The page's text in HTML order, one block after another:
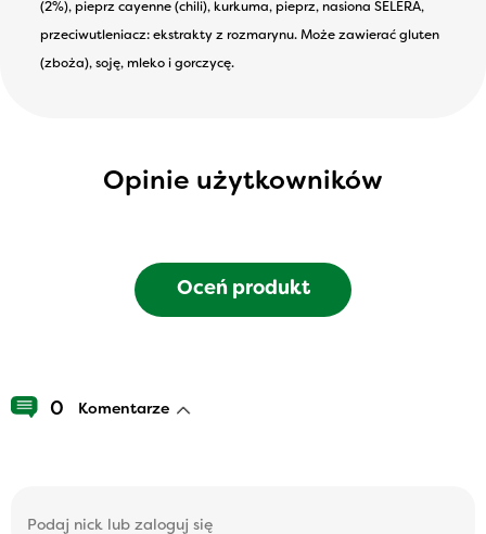
(2%), pieprz cayenne (chili), kurkuma, pieprz, nasiona SELERA,
przeciwutleniacz: ekstrakty z rozmarynu. Może zawierać gluten
(zboża), soję, mleko i gorczycę.
Opinie użytkowników
Oceń produkt
0 Komentarze